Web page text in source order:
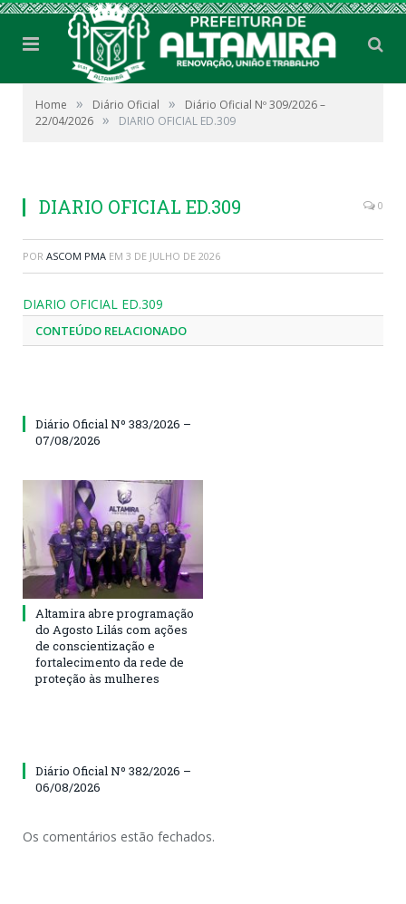
Home » Diário Oficial »
Diário Oficial Nº 309/2026 –
22/04/2026 » DIARIO OFICIAL ED.309
DIARIO OFICIAL ED.309 0
POR ASCOM PMA EM 3 DE JULHO DE 2026
DIARIO OFICIAL ED.309
CONTEÚDO RELACIONADO
Diário Oficial Nº 383/2026 –
07/08/2026
Altamira abre programação
do Agosto Lilás com ações
de conscientização e
fortalecimento da rede de
proteção às mulheres
Diário Oficial Nº 382/2026 –
06/08/2026
Os comentários estão fechados.